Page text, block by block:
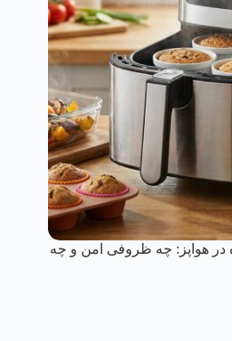
در هواپز: چه ظروفی امن و چه